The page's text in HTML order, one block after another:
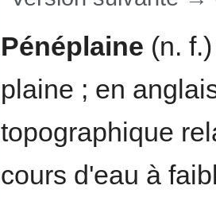
Pénéplaine (n.
plaine ; en
topographique
cours d'eau à